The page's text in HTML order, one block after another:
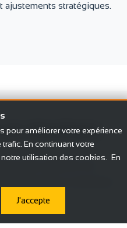
ajustements stratégiques.
et résultats
pour générer de
business.
pour améliorer votre expérience
En continuant votre
utilisation des cookies. En
J'accepte